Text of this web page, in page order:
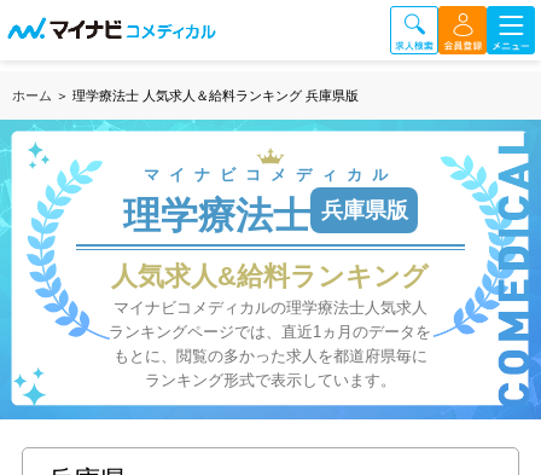
ホーム ＞ 理学療法士 人気求人＆給料ランキング 兵庫県版
マイナビコメディカル
理学療法士 兵庫県版
人気求人&給料ランキング
マイナビコメディカルの理学療法士人気求人
ランキングページでは、直近1ヵ月のデータを
もとに、閲覧の多かった求人を都道府県毎に
ランキング形式で表示しています。